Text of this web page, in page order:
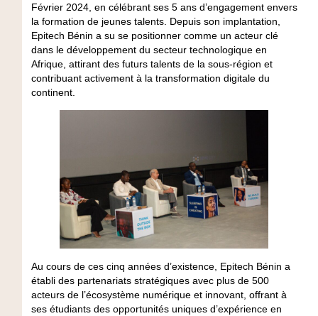
Février 2024, en célébrant ses 5 ans d’engagement envers
la formation de jeunes talents. Depuis son implantation,
Epitech Bénin a su se positionner comme un acteur clé
dans le développement du secteur technologique en
Afrique, attirant des futurs talents de la sous-région et
contribuant activement à la transformation digitale du
continent.
Au cours de ces cinq années d’existence, Epitech Bénin a
établi des partenariats stratégiques avec plus de 500
acteurs de l’écosystème numérique et innovant, offrant à
ses étudiants des opportunités uniques d’expérience en